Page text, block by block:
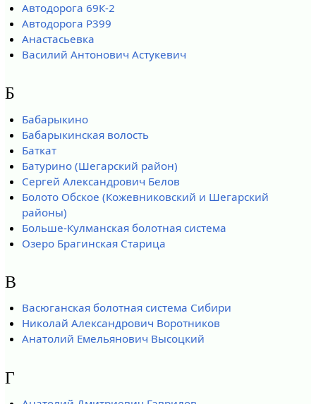
Автодорога 69К-2
Автодорога Р399
Анастасьевка
Василий Антонович Астукевич
Б
Бабарыкино
Бабарыкинская волость
Баткат
Батурино (Шегарский район)
Сергей Александрович Белов
Болото Обское (Кожевниковский и Шегарский
районы)
Больше-Кулманская болотная система
Озеро Брагинская Старица
В
Васюганская болотная система Сибири
Николай Александрович Воротников
Анатолий Емельянович Высоцкий
Г